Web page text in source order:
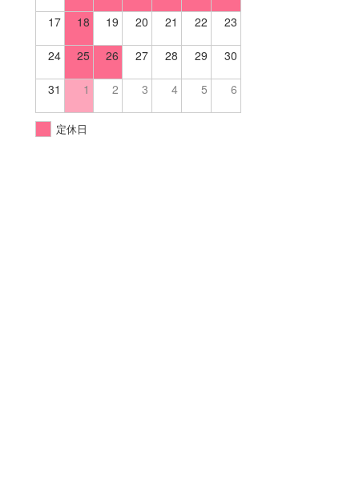
17 18 19 20 21 22 23
24 25 26 27 28 29 30
31 1 2 3 4 5 6
定休日